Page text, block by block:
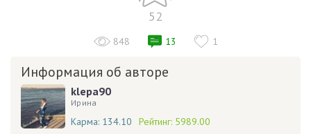
52
848 13 1
Информация об авторе
klepa90
Ирина
Карма: 134.10 Рейтинг: 5989.00